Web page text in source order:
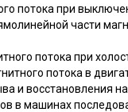
потока при
части
потока при
потока в
и восстановления
в машинах